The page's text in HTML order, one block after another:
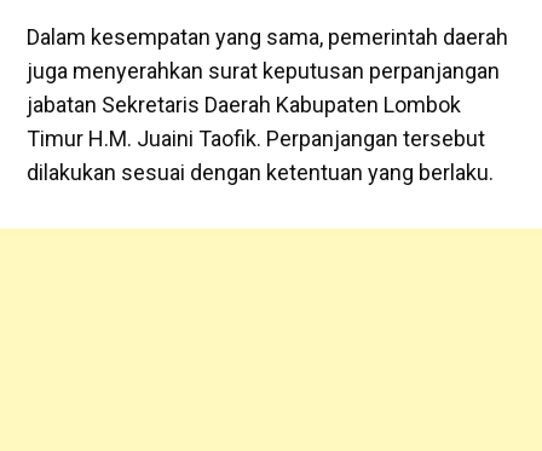
Dalam kesempatan yang sama, pemerintah daerah
juga menyerahkan surat keputusan perpanjangan
jabatan Sekretaris Daerah Kabupaten Lombok
Timur H.M. Juaini Taofik. Perpanjangan tersebut
dilakukan sesuai dengan ketentuan yang berlaku.